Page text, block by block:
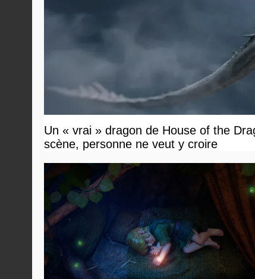
Un « vrai » dragon de House of the
scène, personne ne veut y croire